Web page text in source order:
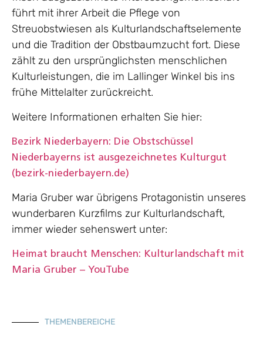
führt mit ihrer Arbeit die Pflege von
Streuobstwiesen als Kulturlandschaftselemente
und die Tradition der Obstbaumzucht fort. Diese
zählt zu den ursprünglichsten menschlichen
Kulturleistungen, die im Lallinger Winkel bis ins
frühe Mittelalter zurückreicht.
Weitere Informationen erhalten Sie hier:
Bezirk Niederbayern: Die Obstschüssel
Niederbayerns ist ausgezeichnetes Kulturgut
(bezirk-niederbayern.de)
Maria Gruber war übrigens Protagonistin unseres
wunderbaren Kurzfilms zur Kulturlandschaft,
immer wieder sehenswert unter:
Heimat braucht Menschen: Kulturlandschaft mit
Maria Gruber – YouTube
THEMENBEREICHE